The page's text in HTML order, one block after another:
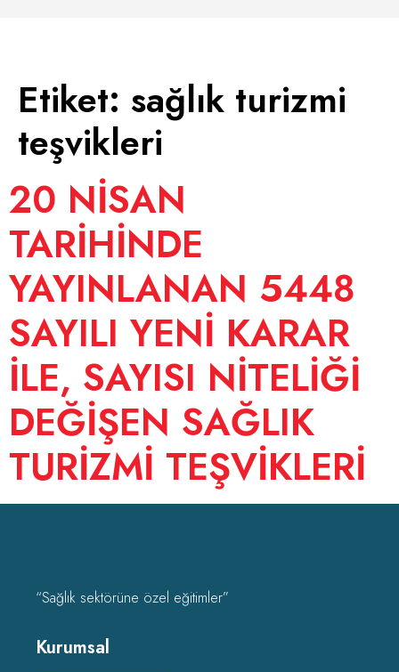
Etiket: sağlık turizmi
teşvikleri
20 NİSAN
TARİHİNDE
YAYINLANAN 5448
SAYILI YENİ KARAR
İLE, SAYISI NİTELİĞİ
DEĞİŞEN SAĞLIK
TURİZMİ TEŞVİKLERİ
“Sağlık sektörüne özel eğitimler”
Kurumsal